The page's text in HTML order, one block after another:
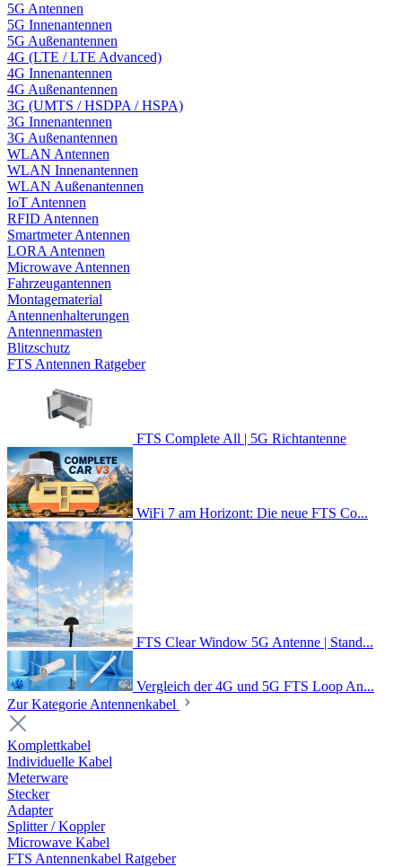
5G Antennen
5G Innenantennen
5G Außenantennen
4G (LTE / LTE Advanced)
4G Innenantennen
4G Außenantennen
3G (UMTS / HSDPA / HSPA)
3G Innenantennen
3G Außenantennen
WLAN Antennen
WLAN Innenantennen
WLAN Außenantennen
IoT Antennen
RFID Antennen
Smartmeter Antennen
LORA Antennen
Microwave Antennen
Fahrzeugantennen
Montagematerial
Antennenhalterungen
Antennenmasten
Blitzschutz
FTS Antennen Ratgeber
FTS Complete All | 5G Richtantenne
WiFi 7 am Horizont: Die neue FTS Co...
FTS Clear Window 5G Antenne | Stand...
Vergleich der 4G und 5G FTS Loop An...
Zur Kategorie Antennenkabel
Komplettkabel
Individuelle Kabel
Meterware
Stecker
Adapter
Splitter / Koppler
Microwave Kabel
FTS Antennenkabel Ratgeber